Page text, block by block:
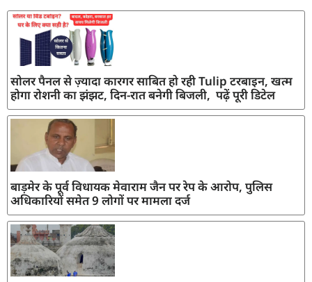
सोलर पैनल से ज़्यादा कारगर साबित हो रही Tulip टरबाइन, खत्म
होगा रोशनी का झंझट, दिन-रात बनेगी बिजली, पढ़ें पूरी डिटेल
बाड़मेर के पूर्व विधायक मेवाराम जैन पर रेप के आरोप, पुलिस
अधिकारियों समेत 9 लोगों पर मामला दर्ज